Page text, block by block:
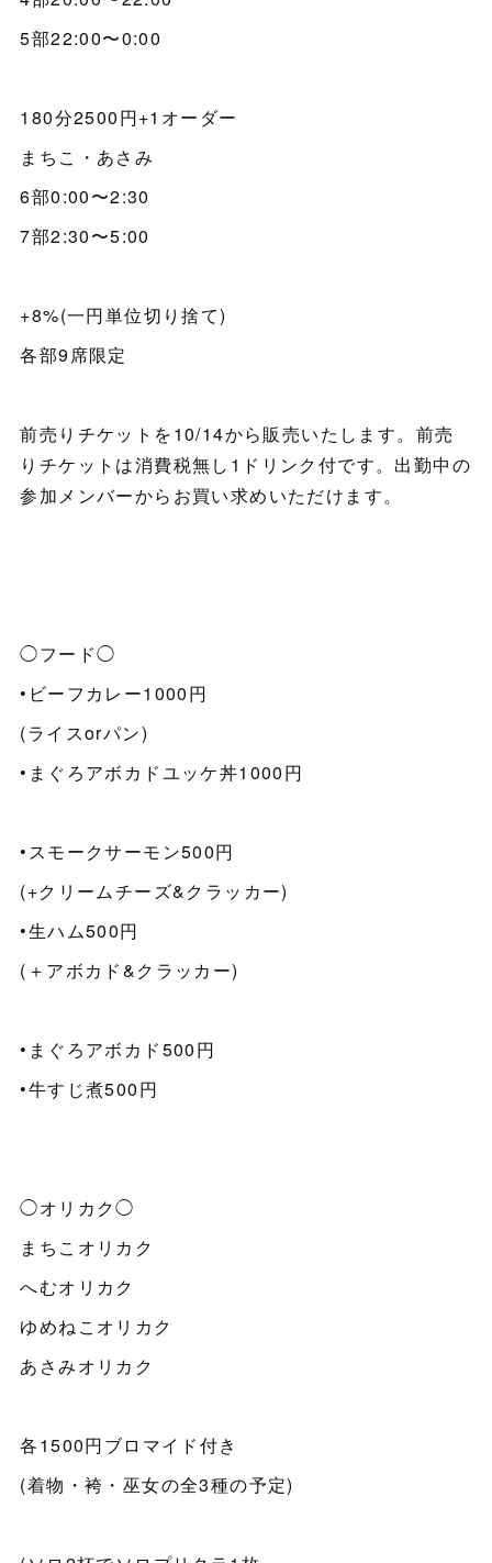
5部22:00〜0:00
180分2500円+1オーダー
まちこ・あさみ
6部0:00〜2:30
7部2:30〜5:00
+8%(一円単位切り捨て)
各部9席限定
前売りチケットを10/14から販売いたします。前売
りチケットは消費税無し1ドリンク付です。出勤中の
参加メンバーからお買い求めいただけます。
◯フード◯
•ビーフカレー1000円
(ライスorパン)
•まぐろアボカドユッケ丼1000円
•スモークサーモン500円
(+クリームチーズ&クラッカー)
•生ハム500円
(＋アボカド&クラッカー)
•まぐろアボカド500円
•牛すじ煮500円
◯オリカク◯
まちこオリカク
へむオリカク
ゆめねこオリカク
あさみオリカク
各1500円ブロマイド付き
(着物・袴・巫女の全3種の予定)